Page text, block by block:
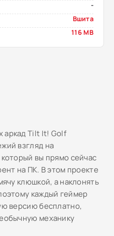
-
Вшита
116 MB
аркад Tilt It! Golf
взгляд на
вы прямо сейчас
на ПК. В этом проекте
клюшкой, а наклонять
каждый геймер
версию бесплатно,
механику